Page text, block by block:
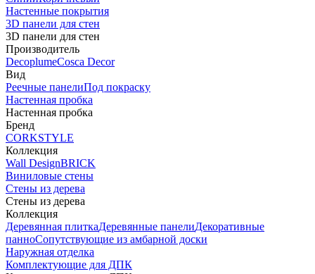
Настенные покрытия
3D панели для стен
3D панели для стен
Производитель
DecoplumeCosca Decor
Вид
Реечные панелиПод покраску
Настенная пробка
Настенная пробка
Бренд
CORKSTYLE
Коллекция
Wall DesignBRICK
Виниловые стены
Стены из дерева
Стены из дерева
Коллекция
Деревянная плиткаДеревянные панелиДекоративные
панноСопутствующие из амбарной доски
Наружная отделка
Комплектующие для ДПК